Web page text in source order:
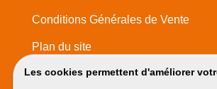
Les cookies permettent d'améliorer
Conditions Générales de Vente
Plan du site